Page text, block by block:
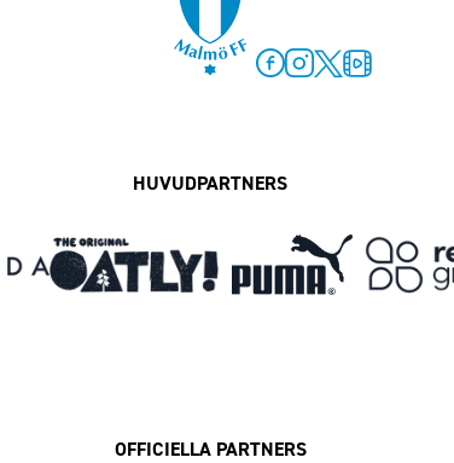
HUVUDPARTNERS
OFFICIELLA PARTNERS